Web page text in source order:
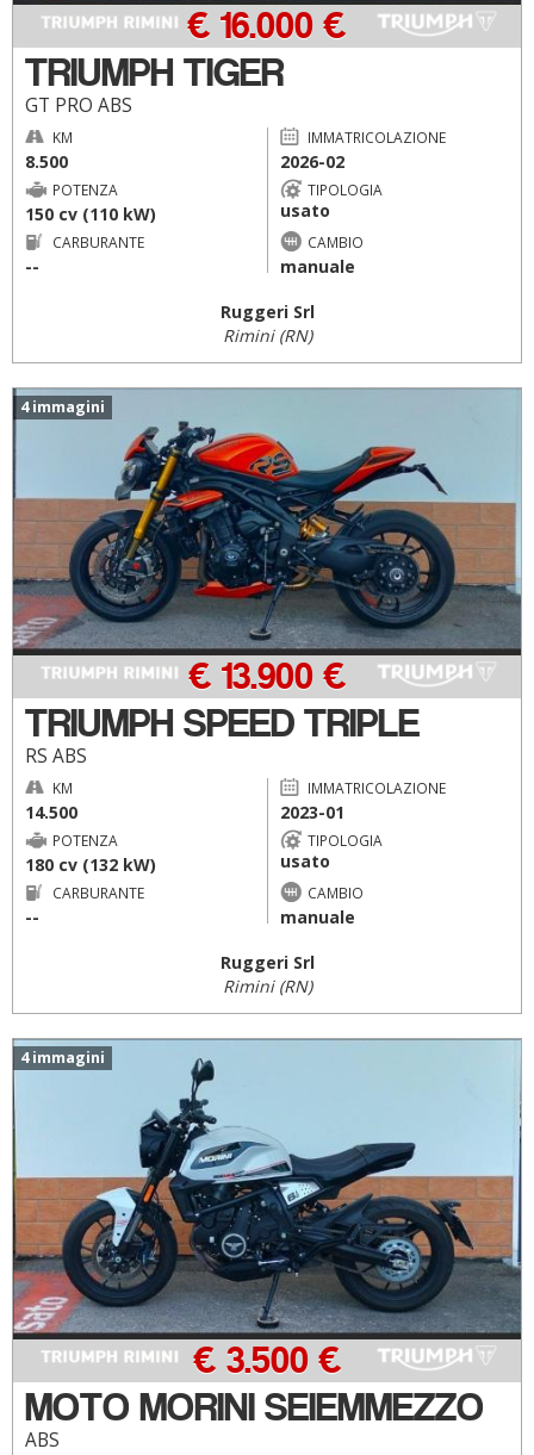
TRIUMPH TIGER
GT PRO ABS
€ 16.000 €
KM
8.500
IMMATRICOLAZIONE
2026-02
POTENZA
150 cv (110 kW)
TIPOLOGIA
usato
CARBURANTE
--
CAMBIO
manuale
Ruggeri Srl
Rimini (RN)
4 immagini
TRIUMPH SPEED TRIPLE
RS ABS
€ 13.900 €
KM
14.500
IMMATRICOLAZIONE
2023-01
POTENZA
180 cv (132 kW)
TIPOLOGIA
usato
CARBURANTE
--
CAMBIO
manuale
Ruggeri Srl
Rimini (RN)
4 immagini
MOTO MORINI SEIEMMEZZO
ABS
€ 3.500 €